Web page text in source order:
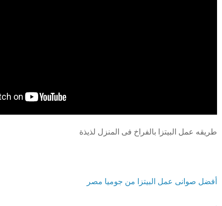
طريقه عمل البيتزا بالفراخ فى المنزل لذيذة
أفضل صوانى عمل البيتزا من جوميا مصر